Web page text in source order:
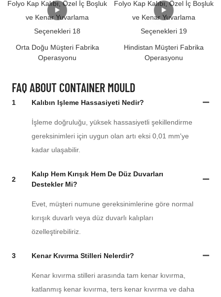
Orta Doğu Müşteri Fabrika
Operasyonu
Hindistan Müşteri Fabrika
Operasyonu
FAQ ABOUT CONTAINER MOULD
1 Kalıbın Işleme Hassasiyeti Nedir?
İşleme doğruluğu, yüksek hassasiyetli şekillendirme
gereksinimleri için uygun olan artı eksi 0,01 mm'ye
kadar ulaşabilir.
2
Kalıp Hem Kırışık Hem De Düz Duvarları
Destekler Mi?
Evet, müşteri numune gereksinimlerine göre normal
kırışık duvarlı veya düz duvarlı kalıpları
özelleştirebiliriz.
3 Kenar Kıvırma Stilleri Nelerdir?
Kenar kıvırma stilleri arasında tam kenar kıvırma,
katlanmış kenar kıvırma, ters kenar kıvırma ve daha